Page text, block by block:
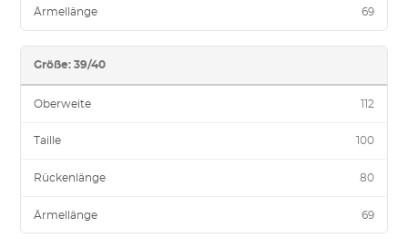
Ärmellänge 69
Größe: 39/40
Oberweite 112
Taille 100
Rückenlänge 80
Ärmellänge 69